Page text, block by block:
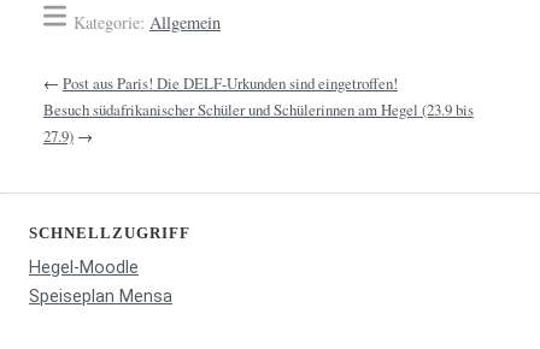
Kategorie: Allgemein
← Post aus Paris! Die DELF-Urkunden sind eingetroffen!
Besuch südafrikanischer Schüler und Schülerinnen am Hegel (23.9 bis
27.9)→
SCHNELLZUGRIFF
Hegel-Moodle
Speiseplan Mensa